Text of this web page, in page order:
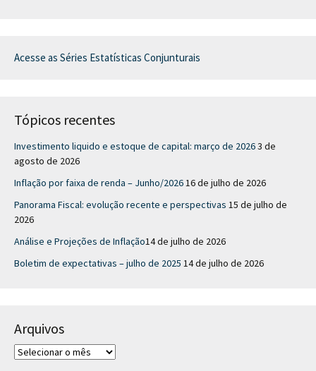
Acesse as Séries Estatísticas Conjunturais
Tópicos recentes
Investimento liquido e estoque de capital: março de 20263 de
agosto de 2026
Inflação por faixa de renda – Junho/202616 de julho de 2026
Panorama Fiscal: evolução recente e perspectivas 15 de julho de
2026
Análise e Projeções de Inflação​14 de julho de 2026
Boletim de expectativas – julho de 2025 14 de julho de 2026
Arquivos
A